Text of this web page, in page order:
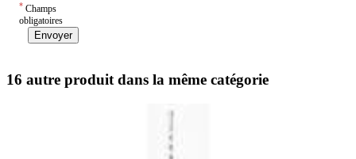
* Champs
obligatoires
Envoyer
16 autre produit dans la même catégorie